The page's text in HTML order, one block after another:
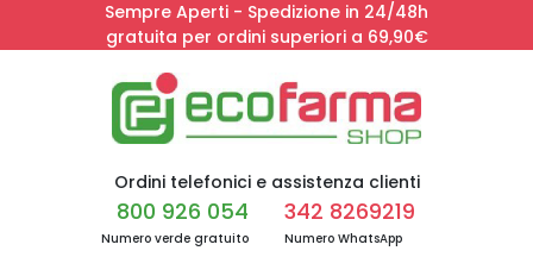
Sempre Aperti - Spedizione in 24/48h
gratuita per ordini superiori a 69,90€
Ordini telefonici e assistenza clienti
800 926 054
Numero verde gratuito
342 8269219
Numero WhatsApp